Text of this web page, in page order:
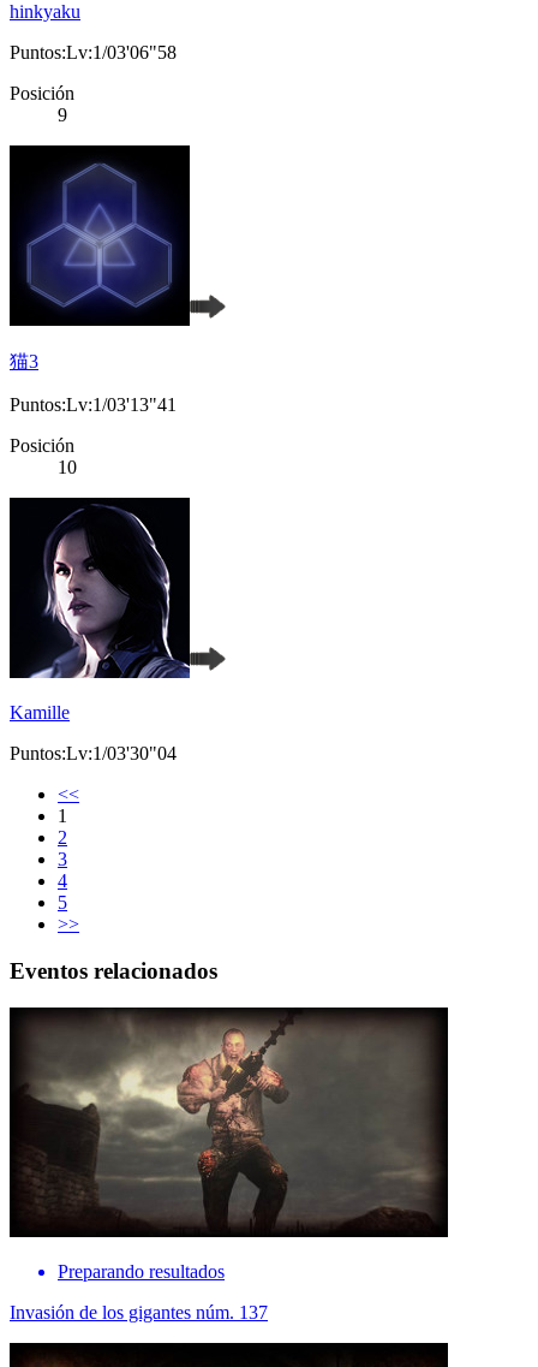
hinkyaku
Puntos:Lv:1/03'06"58
Posición
9
猫3
Puntos:Lv:1/03'13"41
Posición
10
Kamille
Puntos:Lv:1/03'30"04
<<
1
2
3
4
5
>>
Eventos relacionados
Preparando resultados
Invasión de los gigantes núm. 137